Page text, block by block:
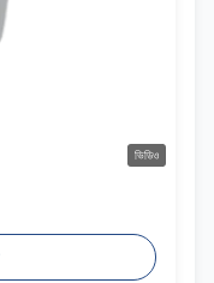
ভিডিও